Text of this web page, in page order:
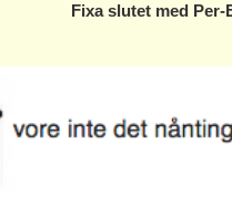
Fixa slutet med Per-